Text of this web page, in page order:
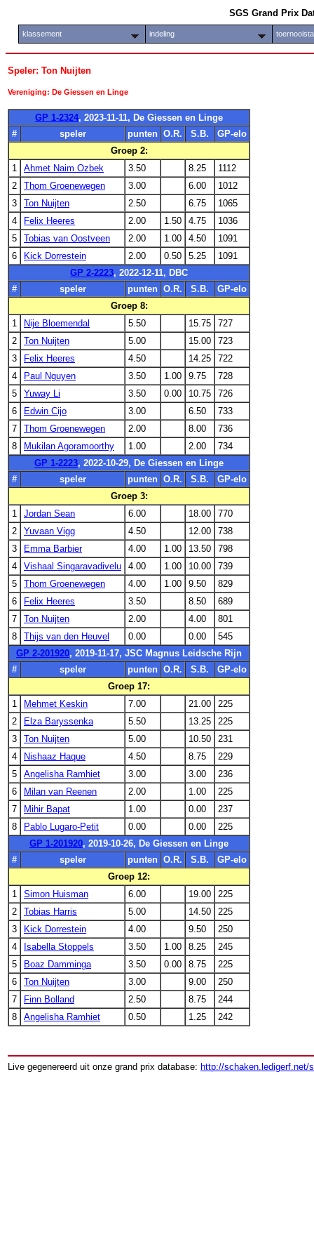
SGS Grand Prix
klassement indeling
Speler: Ton Nuijten
Vereniging: De Giessen en Linge
GP 1-2324, 2023-11-11, De Giessen en Linge
#
speler punten O.R. S.B.
GP-elo
Groep 2:
1
Ahmet Naim Ozbek 3.50 8.25
1112
2
Thom Groenewegen 3.00 6.00
1012
3
Ton Nuijten 2.50 6.75
1065
4
Felix Heeres 2.00 1.50 4.75
1036
5
Tobias van Oostveen 2.00 1.00 4.50
1091
6
Kick Dorrestein 2.00 0.50 5.25
1091
GP 2-2223, 2022-12-11, DBC
#
speler punten O.R. S.B.
GP-elo
Groep 8:
1
Nije Bloemendal 5.50 15.75
727
2
Ton Nuijten 5.00 15.00
723
3
Felix Heeres 4.50 14.25
722
4
Paul Nguyen 3.50 1.00 9.75
728
5
Yuway Li 3.50 0.00 10.75
726
6
Edwin Cijo 3.00 6.50
733
7
Thom Groenewegen 2.00 8.00
736
8
Mukilan Agoramoorthy 1.00 2.00
734
GP 1-2223, 2022-10-29, De Giessen en Linge
#
speler punten O.R. S.B.
GP-elo
Groep 3:
1
Jordan Sean 6.00 18.00
770
2
Yuvaan Vigg 4.50 12.00
738
3
Emma Barbier 4.00 1.00 13.50
798
4
Vishaal Singaravadivelu 4.00 1.00 10.00
739
5
Thom Groenewegen 4.00 1.00 9.50
829
6
Felix Heeres 3.50 8.50
689
7
Ton Nuijten 2.00 4.00
801
8
Thijs van den Heuvel 0.00 0.00
545
GP 2-201920, 2019-11-17, JSC Magnus Leidsche Rijn
#
speler punten O.R. S.B.
GP-elo
Groep 17:
1
Mehmet Keskin 7.00 21.00
225
2
Elza Baryssenka 5.50 13.25
225
3
Ton Nuijten 5.00 10.50
231
4
Nishaaz Haque 4.50 8.75
229
5
Angelisha Ramhiet 3.00 3.00
236
6
Milan van Reenen 2.00 1.00
225
7
Mihir Bapat 1.00 0.00
237
8
Pablo Lugaro-Petit 0.00 0.00
225
GP 1-201920, 2019-10-26, De Giessen en Linge
#
speler punten O.R. S.B.
GP-elo
Groep 12:
1
Simon Huisman 6.00 19.00
225
2
Tobias Harris 5.00 14.50
225
3
Kick Dorrestein 4.00 9.50
250
4
Isabella Stoppels 3.50 1.00 8.25
245
5
Boaz Damminga 3.50 0.00 8.75
225
6
Ton Nuijten 3.00 9.00
250
7
Finn Bolland 2.50 8.75
244
8
Angelisha Ramhiet 0.50 1.25 242
Live gegenereerd uit onze grand prix database: http://schaken.ledigerf.net/